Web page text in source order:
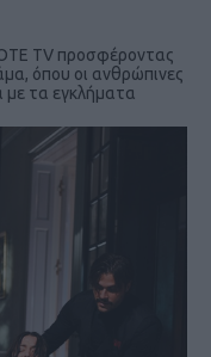
TV προσφέροντας
όπου οι ανθρώπινες
με τα εγκλήματα